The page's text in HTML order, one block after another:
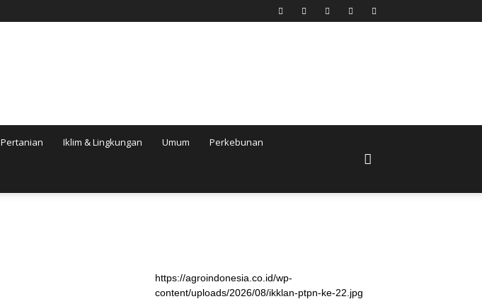
Pertanian Iklim & Lingkungan Umum Perkebunan
https://agroindonesia.co.id/wp-
content/uploads/2026/08/ikklan-ptpn-ke-22.jpg